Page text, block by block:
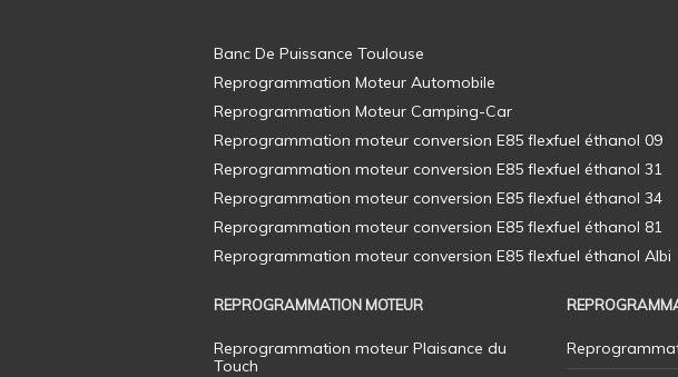
REPROGRAMMATION MOTEUR
Reprogrammation moteur Plaisance du
Touch
Banc De Puissance Toulouse
Reprogrammation Moteur Automobile
Reprogrammation Moteur Camping-Car
Reprogrammation moteur conversion E85 flexfuel éthanol 09
Reprogrammation moteur conversion E85 flexfuel éthanol 31
Reprogrammation moteur conversion E85 flexfuel éthanol 34
Reprogrammation moteur conversion E85 flexfuel éthanol 81
Reprogrammation moteur conversion E85 flexfuel éthanol Albi